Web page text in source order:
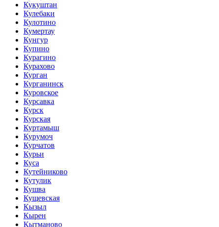
Кукуштан
Кулебаки
Кулотино
Кумертау
Кунгур
Купино
Курагино
Курахово
Курган
Курганинск
Куровское
Курсавка
Курск
Курская
Куртамыш
Курумоч
Курчатов
Курьи
Куса
Кутейниково
Кутулик
Кушва
Кущевская
Кызыл
Кырен
Кытманово